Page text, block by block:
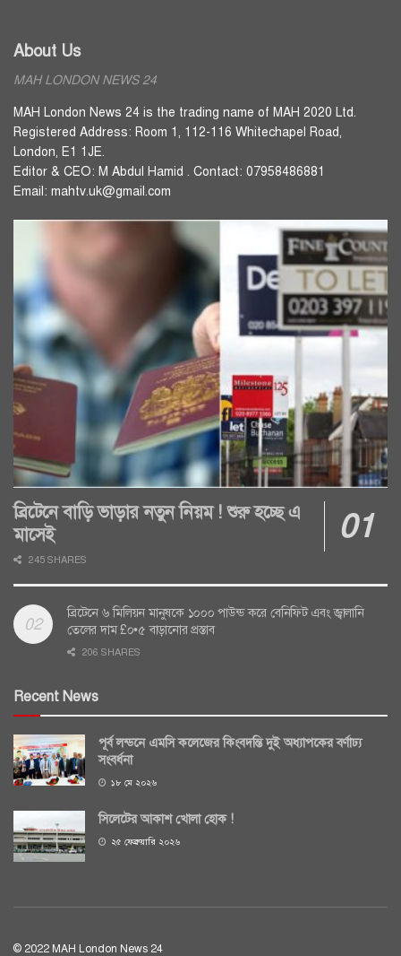
About Us
MAH LONDON NEWS 24
MAH London News 24 is the trading name of MAH 2020 Ltd.
Registered Address: Room 1, 112-116 Whitechapel Road,
London, E1 1JE.
Editor & CEO: M Abdul Hamid . Contact: 07958486881
Email: mahtv.uk@gmail.com
ব্রিটেনে বাড়ি ভাড়ার নতুন নিয়ম ! শুরু হচ্ছে এ
মাসেই
245 SHARES
ব্রিটেনে ৬ মিলিয়ন মানুষকে ১০০০ পাউন্ড করে বেনিফিট এবং জ্বালানি
তেলের দাম £০•৫ বাড়ানোর প্রস্তাব
206 SHARES
Recent News
পূর্ব লন্ডনে এমসি কলেজের কিংবদন্তি দুই অধ্যাপকের বর্ণাঢ্য
সংবর্ধনা
১৮ মে ২০২৬
সিলেটের আকাশ খোলা হোক !
২৫ ফেব্রুয়ারি ২০২৬
© 2022 MAH London News 24